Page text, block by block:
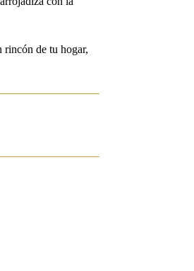
rincón de tu hogar,